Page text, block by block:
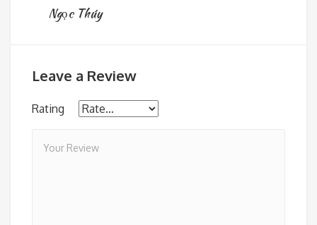
Ngọc Thúy
Leave a Review
Rating